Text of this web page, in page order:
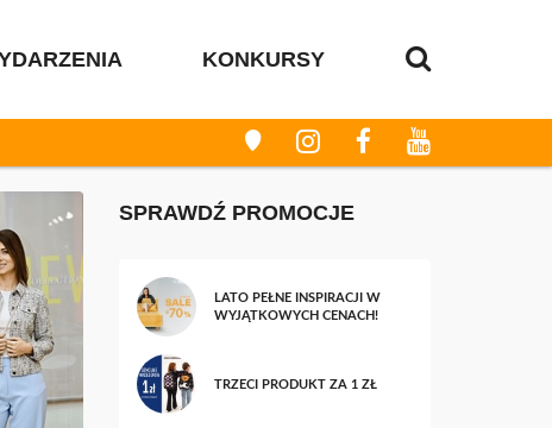
KONKURSY
SPRAWDŹ PROMOCJE
LATO PEŁNE INSPIRACJI W
WYJĄTKOWYCH CENACH!
TRZECI PRODUKT ZA 1 ZŁ